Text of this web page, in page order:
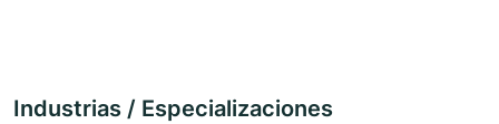
Industrias / Especializaciones